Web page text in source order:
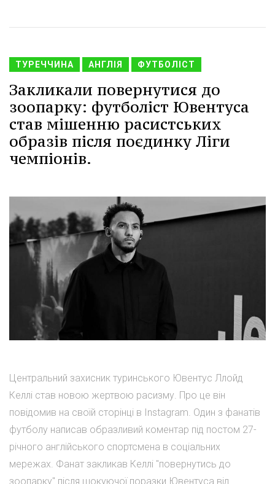
ТУРЕЧЧИНА АНГЛІЯ ФУТБОЛІСТ
Закликали повернутися до
зоопарку: футболіст Ювентуса
став мішенню расистських
образів після поєдинку Ліги
чемпіонів.
Центральний захисник туринського Ювентус Ллойд
Келлі став новою жертвою расизму. Про це він
повідомив на своїй сторінці в Instagram. Один з фанатів
футболу написав образливий коментар під постом 27-
річного англійського спортсмена в соціальних
мережах. Фанат закликав Келлі "повернутись до
зоопарку" після шокуючої поразки Ювентуса від